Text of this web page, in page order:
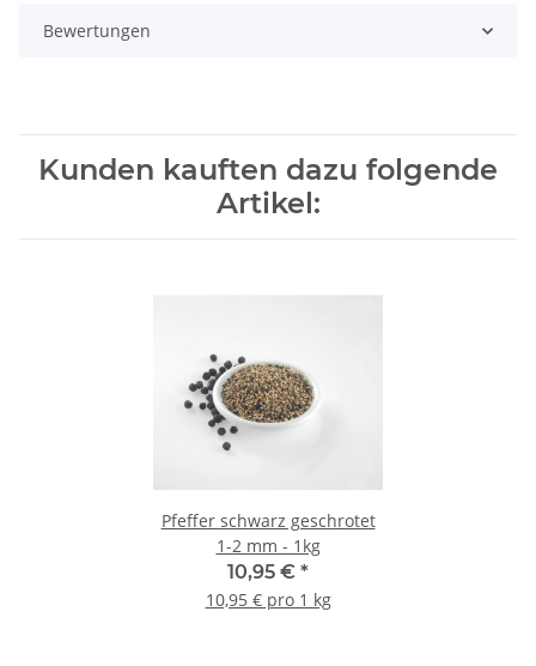
Bewertungen
Kunden kauften dazu folgende
Artikel:
Pfeffer schwarz geschrotet
1-2 mm - 1kg
10,95 € *
10,95 € pro 1 kg